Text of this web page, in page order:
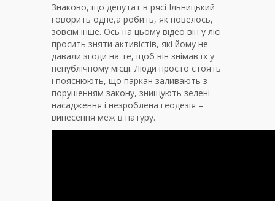
Знаково, що депутат в рясі Ільницький
говорить одне,а робить, як повелось,
зовсім інше. Ось на цьому відео він у лісі
просить зняти активістів, які йому не
давали згоди на те, щоб він знімав їх у
непублічному місці. Люди просто стоять
і пояснюють, що паркан заливають з
порушенням закону, знищують зелені
насадження і незроблена геодезія –
винесення меж в натуру.